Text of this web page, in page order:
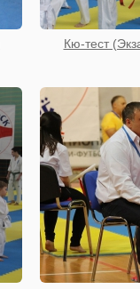
Кю-тест